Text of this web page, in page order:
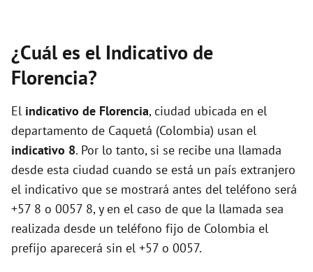
¿Cuál es el Indicativo de
Florencia?
El indicativo de Florencia, ciudad ubicada en el
departamento de Caquetá (Colombia) usan el
indicativo 8. Por lo tanto, si se recibe una llamada
desde esta ciudad cuando se está un país extranjero
el indicativo que se mostrará antes del teléfono será
+57 8 o 0057 8, y en el caso de que la llamada sea
realizada desde un teléfono fijo de Colombia el
prefijo aparecerá sin el +57 o 0057.